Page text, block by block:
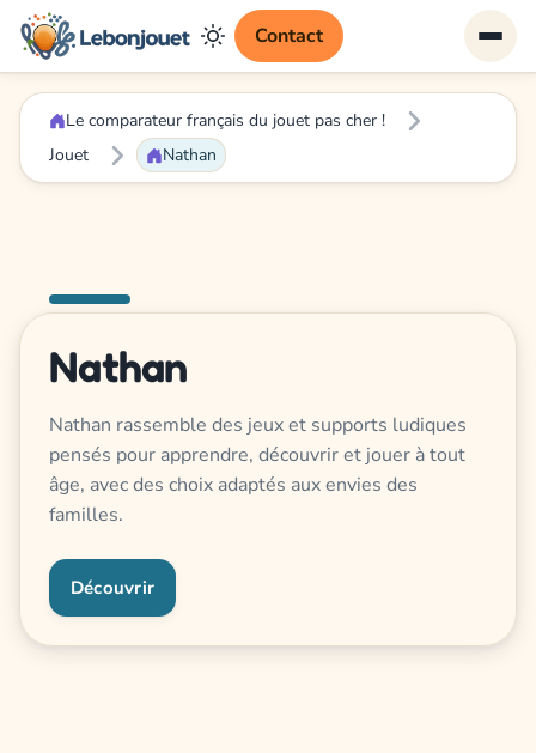
Contact
Le comparateur français du jouet pas cher !
Jouet
Nathan
Nathan
Nathan rassemble des jeux et supports ludiques
pensés pour apprendre, découvrir et jouer à tout
âge, avec des choix adaptés aux envies des
familles.
Découvrir